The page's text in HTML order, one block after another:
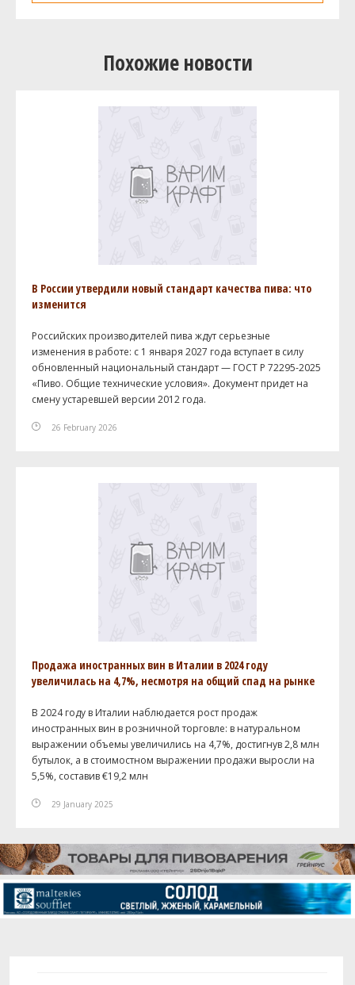
Похожие новости
В России утвердили новый стандарт качества пива: что
изменится
Российских производителей пива ждут серьезные
изменения в работе: с 1 января 2027 года вступает в силу
обновленный национальный стандарт — ГОСТ Р 72295-2025
«Пиво. Общие технические условия». Документ придет на
смену устаревшей версии 2012 года.
26 February 2026
Продажа иностранных вин в Италии в 2024 году
увеличилась на 4,7%, несмотря на общий спад на рынке
В 2024 году в Италии наблюдается рост продаж
иностранных вин в розничной торговле: в натуральном
выражении объемы увеличились на 4,7%, достигнув 2,8 млн
бутылок, а в стоимостном выражении продажи выросли на
5,5%, составив €19,2 млн
29 January 2025